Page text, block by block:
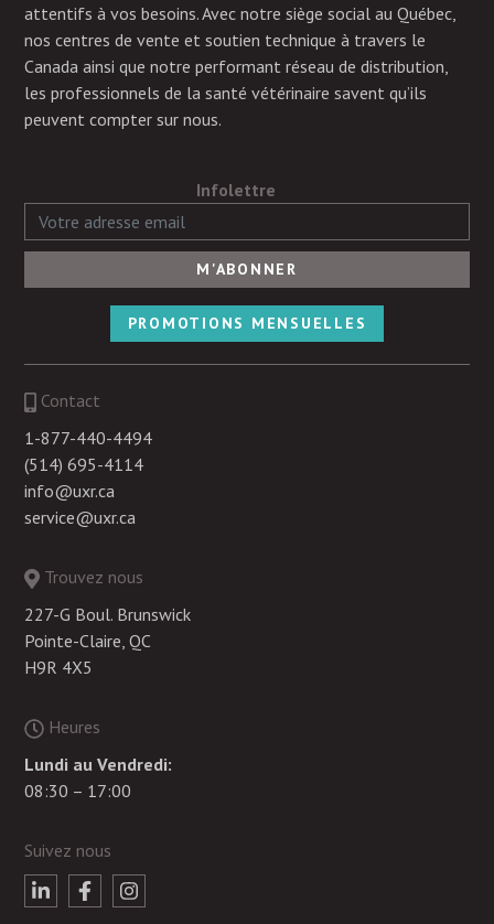
attentifs à vos besoins. Avec notre siège social au Québec,
nos centres de vente et soutien technique à travers le
Canada ainsi que notre performant réseau de distribution,
les professionnels de la santé vétérinaire savent qu’ils
peuvent compter sur nous.
Infolettre
PROMOTIONS MENSUELLES
Contact
1-877-440-4494
(514) 695-4114
info@uxr.ca
service@uxr.ca
Trouvez nous
227-G Boul. Brunswick
Pointe-Claire, QC
H9R 4X5
Heures
Lundi au Vendredi:
08:30 – 17:00
Suivez nous